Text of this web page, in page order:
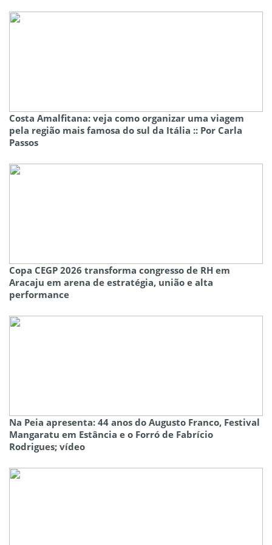
Costa Amalfitana: veja como organizar uma viagem
pela região mais famosa do sul da Itália :: Por Carla
Passos
Copa CEGP 2026 transforma congresso de RH em
Aracaju em arena de estratégia, união e alta
performance
Na Peia apresenta: 44 anos do Augusto Franco, Festival
Mangaratu em Estância e o Forró de Fabrício
Rodrigues; vídeo